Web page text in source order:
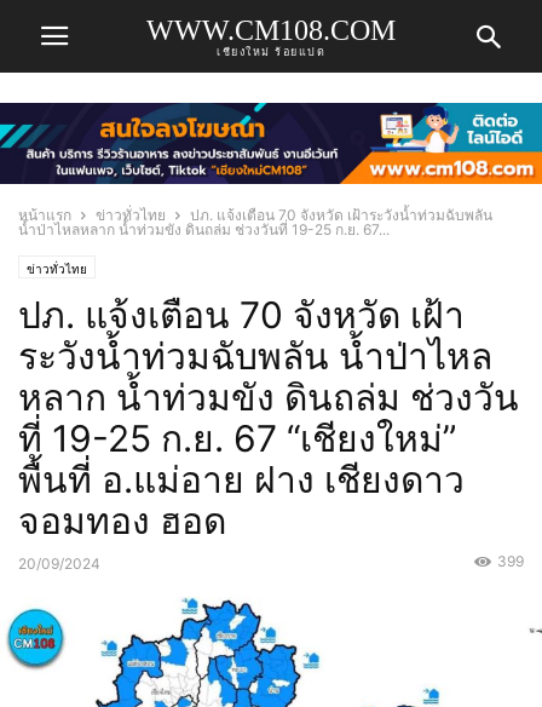
WWW.CM108.COM
เชียงใหม่ ร้อยแปด
หน้าแรก ข่าวทั่วไทย
ปภ. แจ้งเตือน 70 จังหวัด เฝ้าระวังน้ำท่วมฉับพลัน
น้ำป่าไหลหลาก น้ำท่วมขัง ดินถล่ม ช่วงวันที่ 19-25 ก.ย. 67...
ข่าวทั่วไทย
ปภ. แจ้งเตือน 70 จังหวัด เฝ้า
ระวังน้ำท่วมฉับพลัน น้ำป่าไหล
หลาก น้ำท่วมขัง ดินถล่ม ช่วงวัน
ที่ 19-25 ก.ย. 67 “เชียงใหม่”
พื้นที่ อ.แม่อาย ฝาง เชียงดาว
จอมทอง ฮอด
20/09/2024 399